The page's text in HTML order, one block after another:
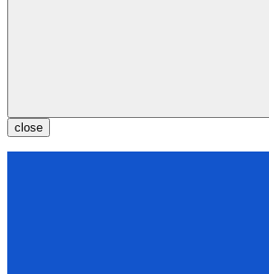
close